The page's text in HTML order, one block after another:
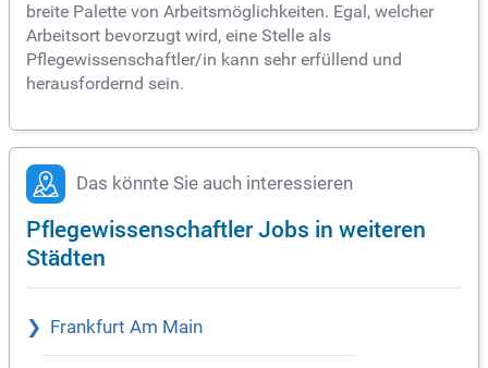
breite Palette von Arbeitsmöglichkeiten. Egal, welcher
Arbeitsort bevorzugt wird, eine Stelle als
Pflegewissenschaftler/in kann sehr erfüllend und
herausfordernd sein.
Das könnte Sie auch interessieren
Pflegewissenschaftler Jobs in weiteren
Städten
Frankfurt Am Main